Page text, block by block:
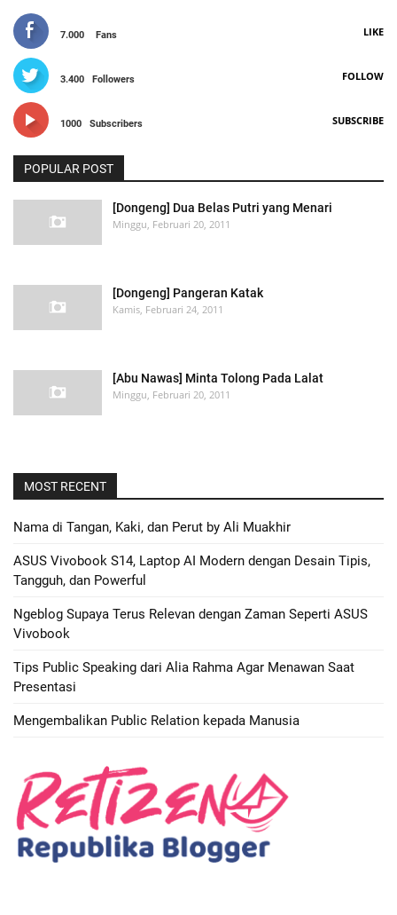
7.000 Fans LIKE
3.400 Followers FOLLOW
1000 Subscribers SUBSCRIBE
POPULAR POST
[Dongeng] Dua Belas Putri yang Menari
Minggu, Februari 20, 2011
[Dongeng] Pangeran Katak
Kamis, Februari 24, 2011
[Abu Nawas] Minta Tolong Pada Lalat
Minggu, Februari 20, 2011
MOST RECENT
Nama di Tangan, Kaki, dan Perut by Ali Muakhir
ASUS Vivobook S14, Laptop AI Modern dengan Desain Tipis,
Tangguh, dan Powerful
Ngeblog Supaya Terus Relevan dengan Zaman Seperti ASUS
Vivobook
Tips Public Speaking dari Alia Rahma Agar Menawan Saat
Presentasi
Mengembalikan Public Relation kepada Manusia